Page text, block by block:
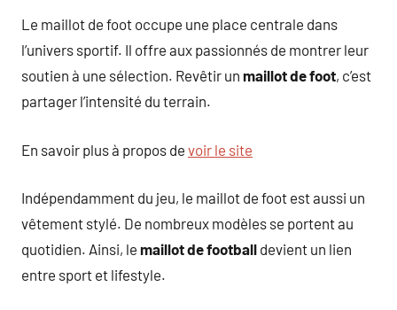
Le maillot de foot occupe une place centrale dans
l’univers sportif. Il offre aux passionnés de montrer leur
soutien à une sélection. Revêtir un maillot de foot, c’est
partager l’intensité du terrain.
En savoir plus à propos de voir le site
Indépendamment du jeu, le maillot de foot est aussi un
vêtement stylé. De nombreux modèles se portent au
quotidien. Ainsi, le maillot de football devient un lien
entre sport et lifestyle.